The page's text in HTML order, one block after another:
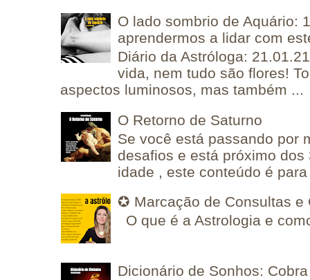
O lado sombrio de Aquário:
aprendermos a lidar com
Diário da Astróloga:
vida, nem tudo são flores!
aspectos luminosos, mas também ...
O Retorno de Saturno
Se você está passando por
desafios e está próximo
idade , este conteúdo é
✪ Marcação de Consultas e
O que é a Astrologia e
Dicionário de Sonhos: Cobra